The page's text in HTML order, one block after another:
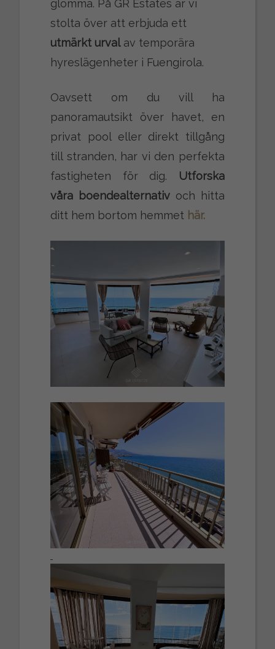
glömma. På GR Estates är vi
stolta över att erbjuda ett
utmärkt urvalav temporära
hyreslägenheter i Fuengirola.
Oavsett om du vill ha
panoramautsikt över havet, en
privat pool eller direkt tillgång
till stranden, har vi den perfekta
fastigheten för dig. Utforska
våra boendealternativ och hitta
ditt hem bortom hemmet här.